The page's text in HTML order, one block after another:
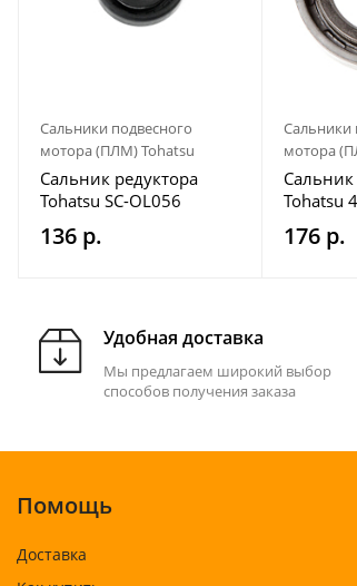
Сальники подвесного
мотора (ПЛМ) Tohatsu
Сальник редуктора
Tohatsu SC-OL056
136 р.
Сальники
мотора
Tohatsu
нижний
176 р.
Удобная доставка
Мы предлагаем широкий выбор
способов получения заказа
Помощь
Доставка